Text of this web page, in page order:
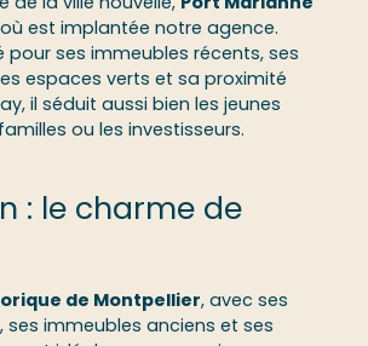
A proximité immédiate
Coeur, du parc Charpak, des
tramway, elle offre un cadre de
que privilégié. Un garage en
ce bien. Proche : Port
Pérols, Carnon, Palavas,
Gare Sud de France
est implantée notre agence.
pour ses immeubles récents, ses
espaces verts et sa proximité
il séduit aussi bien les jeunes
ou les investisseurs.
: le charme de
de Montpellier, avec ses
ses immeubles anciens et ses